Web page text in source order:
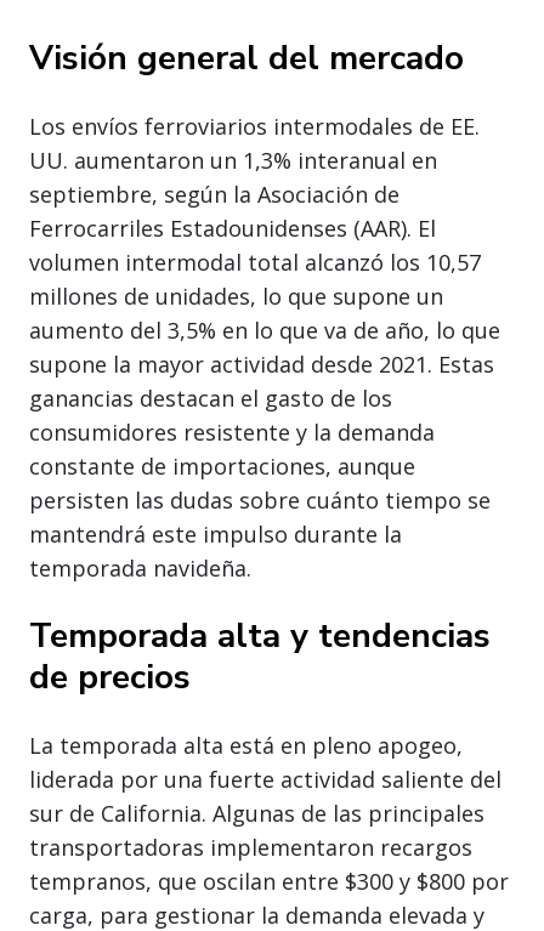
Visión general del mercado
Los envíos ferroviarios intermodales de EE.
UU. aumentaron un 1,3% interanual en
septiembre, según la Asociación de
Ferrocarriles Estadounidenses (AAR). El
volumen intermodal total alcanzó los 10,57
millones de unidades, lo que supone un
aumento del 3,5% en lo que va de año, lo que
supone la mayor actividad desde 2021. Estas
ganancias destacan el gasto de los
consumidores resistente y la demanda
constante de importaciones, aunque
persisten las dudas sobre cuánto tiempo se
mantendrá este impulso durante la
temporada navideña.
Temporada alta y tendencias
de precios
La temporada alta está en pleno apogeo,
liderada por una fuerte actividad saliente del
sur de California. Algunas de las principales
transportadoras implementaron recargos
tempranos, que oscilan entre $300 y $800 por
carga, para gestionar la demanda elevada y